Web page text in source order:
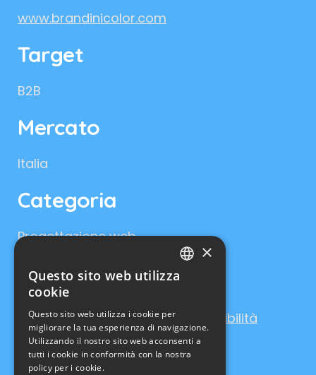
www.brandinicolor.com
Target
B2B
Mercato
Italia
Categoria
Progettazione web
Social media
Consulenza digitale
Consulenza di usabilità e accessibilità
Consulenza di marketing
×
Questo sito web utilizza
cookie
Questo sito web utilizza i cookie per
migliorare la tua esperienza di navigazione.
Utilizzando il nostro sito web acconsenti a
tutti i cookie in conformità con la nostra
policy per i cookie.